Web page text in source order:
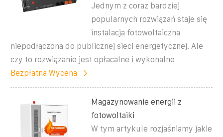
Jednym z coraz bardziej
popularnych rozwiązań staje się
instalacja fotowoltaiczna
niepodłączona do publicznej sieci energetycznej. Ale
czy to rozwiązanie jest opłacalne i wykonalne
Bezpłatna Wycena
Magazynowanie energii z
fotowoltaiki
W tym artykule rozjaśniamy jakie